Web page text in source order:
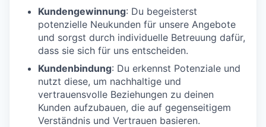
Kundengewinnung: Du begeisterst
potenzielle Neukunden für unsere Angebote
und sorgst durch individuelle Betreuung dafür,
dass sie sich für uns entscheiden.
Kundenbindung: Du erkennst Potenziale und
nutzt diese, um nachhaltige und
vertrauensvolle Beziehungen zu deinen
Kunden aufzubauen, die auf gegenseitigem
Verständnis und Vertrauen basieren.